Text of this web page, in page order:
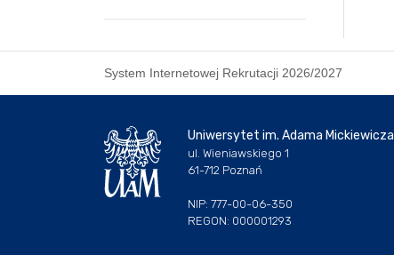
System Internetowej Rekrutacji 2026/2027
Uniwersytet im. Adama
ul. Wieniawskiego 1
61-712 Poznań
NIP: 777-00-06-350
REGON: 000001293